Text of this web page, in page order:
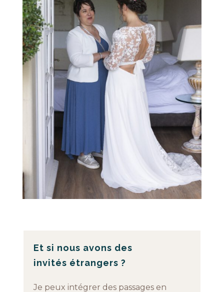
Et si nous avons des
invités étrangers ?
Je peux intégrer des passages en